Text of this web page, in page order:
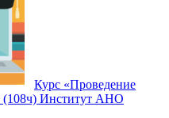
Курс «Проведение
(108ч) Институт АНО